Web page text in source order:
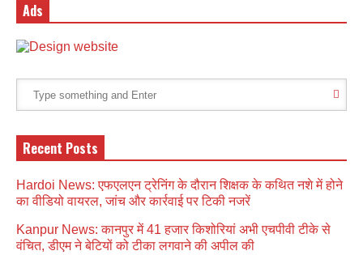
Ads
Recent Posts
Hardoi News: एफएलएन ट्रेनिंग के दौरान शिक्षक के कथित नशे में होने
का वीडियो वायरल, जांच और कार्रवाई पर टिकी नजरें
Kanpur News: कानपुर में 41 हजार किशोरियां अभी एचपीवी टीके से
वंचित, डीएम ने बेटियों को टीका लगवाने की अपील की